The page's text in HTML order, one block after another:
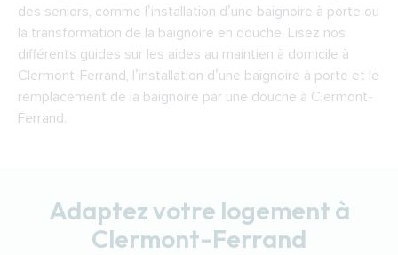
des seniors, comme l’installation d’une baignoire à porte ou
la transformation de la baignoire en douche. Lisez nos
différents guides sur les aides au maintien à domicile à
Clermont-Ferrand, l’installation d’une baignoire à porte et le
remplacement de la baignoire par une douche à Clermont-
Ferrand.
Adaptez votre logement à
Clermont-Ferrand